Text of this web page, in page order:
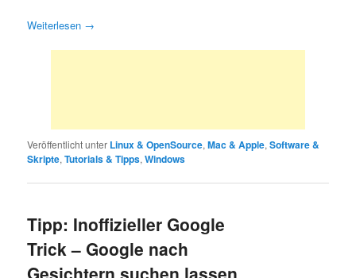
Weiterlesen →
Veröffentlicht unter Linux & OpenSource,Mac & Apple,Software &
Skripte,Tutorials & Tipps,Windows
Tipp: Inoffizieller Google
Trick – Google nach
Gesichtern suchen lassen